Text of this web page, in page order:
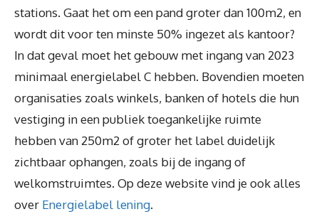
stations. Gaat het om een pand groter dan 100m2, en
wordt dit voor ten minste 50% ingezet als kantoor?
In dat geval moet het gebouw met ingang van 2023
minimaal energielabel C hebben. Bovendien moeten
organisaties zoals winkels, banken of hotels die hun
vestiging in een publiek toegankelijke ruimte
hebben van 250m2 of groter het label duidelijk
zichtbaar ophangen, zoals bij de ingang of
welkomstruimtes. Op deze website vind je ook alles
over Energielabel lening.